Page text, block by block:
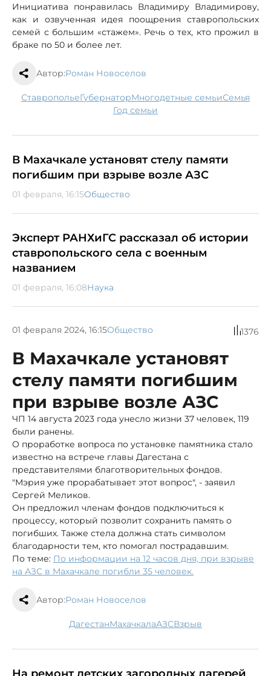
Инициатива понравилась Владимиру Владимирову,
как и озвученная идея поощрения ставропольских
семей с большим «стажем». Речь о тех, кто прожил в
браке по 50 и более лет.
Автор:Роман Новоселов
Ставрополье губернатор многодетные семьи
семья
Год семьи
В Махачкале установят стелу памяти
погибшим при взрыве возле АЗС
01 февраля, 16:15Общество
Эксперт РАНХиГС рассказал об истории
ставропольского села с военным
названием
01 февраля, 16:08Наука
01 февраля 2024, 16:15Общество 1376
В Махачкале установят
стелу памяти погибшим
при взрыве возле АЗС
ЧП 14 августа 2023 года унесло жизни 37 человек, 119
были ранены.
О проработке вопроса по установке памятника стало
известно на встрече главы Дагестана с
представителями благотворительных фондов.
"Мэрия уже прорабатывает этот вопрос", - заявил
Сергей Меликов.
Он предложил членам фондов подключиться к
процессу, который позволит сохранить память о
погибших. Также стела должна стать символом
благодарности тем, кто помогал пострадавшим.
По теме: По информации на 12 часов дня, при взрыве
на АЗС в Махачкале погибли 35 человек.
Автор:Роман Новоселов
Дагестан Махачкала АЗС взрыв